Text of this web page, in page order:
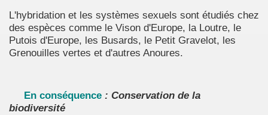
L'hybridation et les systèmes sexuels sont étudiés chez
des espèces comme le Vison d'Europe, la Loutre, le
Putois d'Europe, les Busards, le Petit Gravelot, les
Grenouilles vertes et d'autres Anoures.
En conséquence: Conservation de la
biodiversité